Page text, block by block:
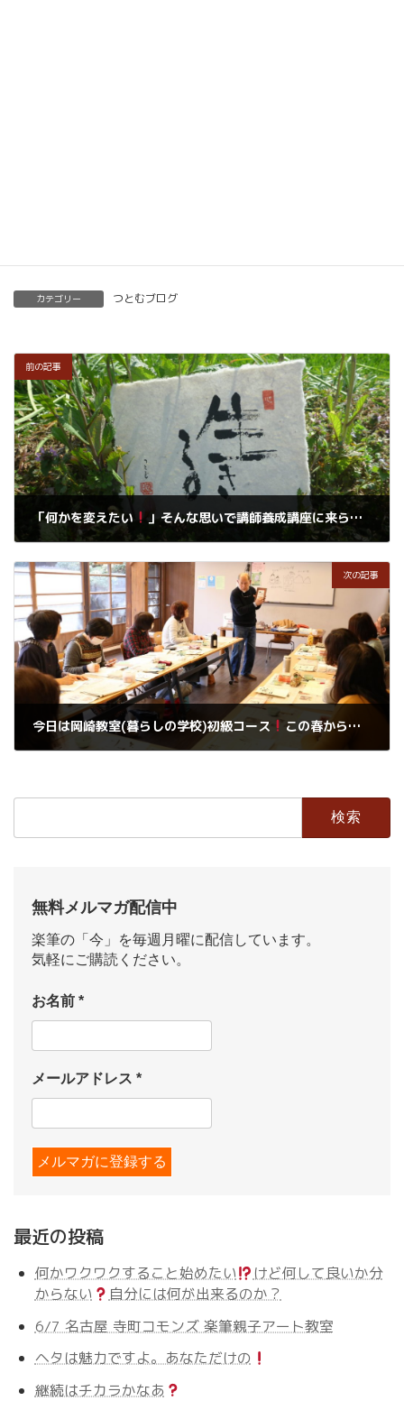
カテゴリー つとむブログ
前の記事
「何かを変えたい 」そんな思いで講師養成講座に来られる皆さんが多くなってきました
次の記事
今日は岡崎教室(暮らしの学校)初級コース この春から、入門コースが増えて、初級、中級の3クラスになります。
無料メルマガ配信中
楽筆の「今」を毎週月曜に配信しています。
気軽にご購読ください。
お名前 *
メールアドレス *
最近の投稿
何かワクワクすること始めたい
けど何して良いか分
からない
自分には何が出来るのか？
6/7 名古屋 寺町コモンズ 楽筆親子アート教室
ヘタは魅力ですよ。あなただけの
継続はチカラかなあ